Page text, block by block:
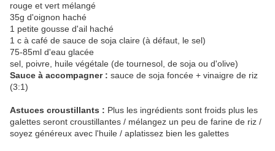
rouge et vert mélangé
35g d'oignon haché
1 petite gousse d'ail haché
1 c à café de sauce de soja claire (à défaut, le sel)
75-85ml d'eau glacée
sel, poivre, huile végétale (de tournesol, de soja ou d'olive)
Sauce à accompagner : sauce de soja foncée + vinaigre de riz
(3:1)
Astuces croustillants : Plus les ingrédients sont froids plus les
galettes seront croustillantes / mélangez un peu de farine de riz /
soyez généreux avec l'huile / aplatissez bien les galettes